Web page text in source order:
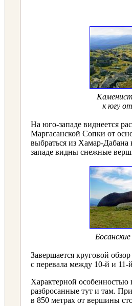
к югу
На юго-западе виднеется
Маргасанской Сопки от
выбраться из Хамар-
западе видны снежные
Завершается круговой
с перевала между 10-й и 11-
Характерной особенностью
разбросанные тут и там.
в 850 метрах от вершины